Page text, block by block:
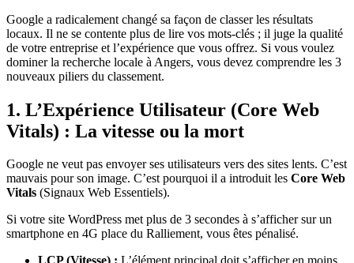
Google a radicalement changé sa façon de classer les résultats
locaux. Il ne se contente plus de lire vos mots-clés ; il juge la qualité
de votre entreprise et l’expérience que vous offrez. Si vous voulez
dominer la recherche locale à Angers, vous devez comprendre les 3
nouveaux piliers du classement.
1. L’Expérience Utilisateur (Core Web
Vitals) : La vitesse ou la mort
Google ne veut pas envoyer ses utilisateurs vers des sites lents. C’est
mauvais pour son image. C’est pourquoi il a introduit les Core Web
Vitals (Signaux Web Essentiels).
Si votre site WordPress met plus de 3 secondes à s’afficher sur un
smartphone en 4G place du Ralliement, vous êtes pénalisé.